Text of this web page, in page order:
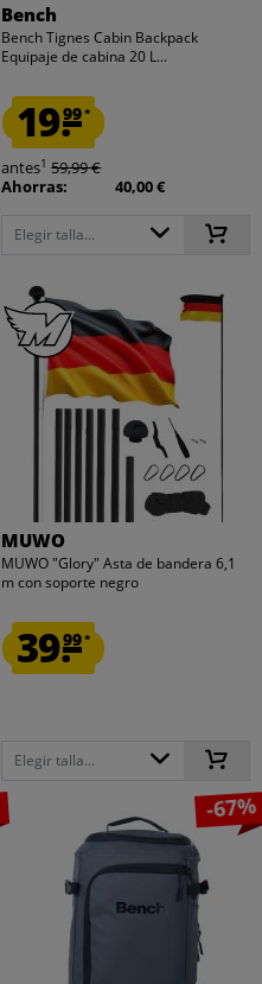
Bench
Bench Tignes Cabin Backpack
Equipaje de cabina 20 L...
19.99*
antes1 59,99 €
Ahorras:
40,00 €
Elegir talla...
MUWO
MUWO "Glory" Asta de bandera 6,1
m con soporte negro
39.99*
Elegir talla...
-67%